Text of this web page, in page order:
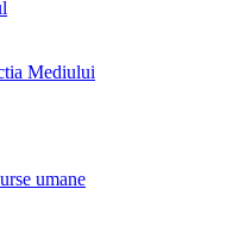
Mediului
umane